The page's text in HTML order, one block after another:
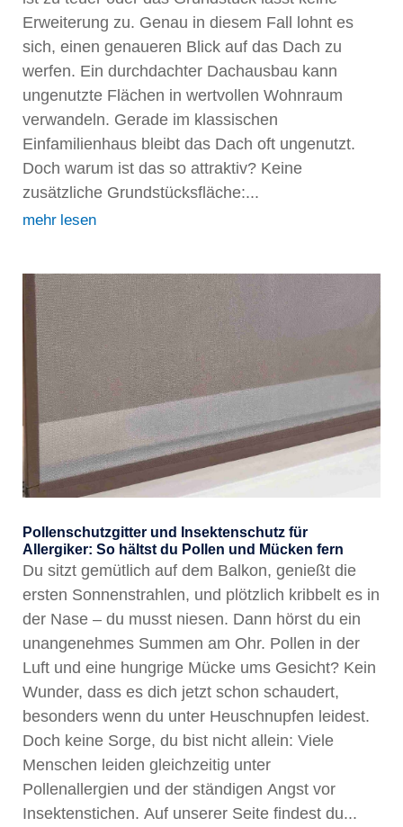
Erweiterung zu. Genau in diesem Fall lohnt es
sich, einen genaueren Blick auf das Dach zu
werfen. Ein durchdachter Dachausbau kann
ungenutzte Flächen in wertvollen Wohnraum
verwandeln. Gerade im klassischen
Einfamilienhaus bleibt das Dach oft ungenutzt.
Doch warum ist das so attraktiv? Keine
zusätzliche Grundstücksfläche:...
mehr lesen
Pollenschutzgitter und Insektenschutz für
Allergiker: So hältst du Pollen und Mücken fern
Du sitzt gemütlich auf dem Balkon, genießt die
ersten Sonnenstrahlen, und plötzlich kribbelt es in
der Nase – du musst niesen. Dann hörst du ein
unangenehmes Summen am Ohr. Pollen in der
Luft und eine hungrige Mücke ums Gesicht? Kein
Wunder, dass es dich jetzt schon schaudert,
besonders wenn du unter Heuschnupfen leidest.
Doch keine Sorge, du bist nicht allein: Viele
Menschen leiden gleichzeitig unter
Pollenallergien und der ständigen Angst vor
Insektenstichen. Auf unserer Seite findest du...